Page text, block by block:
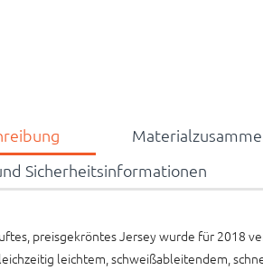
Sicherheitsinformationen
preisgekröntes Jersey wurde für 2018
leichtem, schweißableitendem,